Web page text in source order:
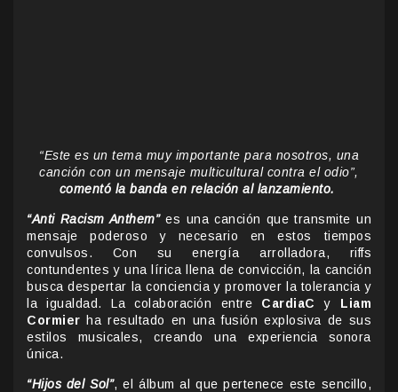
“Este es un tema muy importante para nosotros, una
canción con un mensaje multicultural contra el odio”,
comentó la banda en relación al lanzamiento.
“Anti Racism Anthem”es una canción que transmite un
mensaje poderoso y necesario en estos tiempos
convulsos. Con su energía arrolladora, riffs
contundentes y una lírica llena de convicción, la canción
busca despertar la conciencia y promover la tolerancia y
la igualdad. La colaboración entre CardiaCy Liam
Cormier ha resultado en una fusión explosiva de sus
estilos musicales, creando una experiencia sonora
única.
“Hijos del Sol”, el álbum al que pertenece este sencillo,